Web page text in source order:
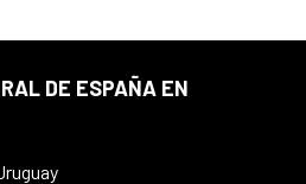
DE ESPAÑA EN